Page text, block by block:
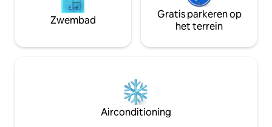
Zwembad
Gratis parkeren op
het terrein
Airconditioning